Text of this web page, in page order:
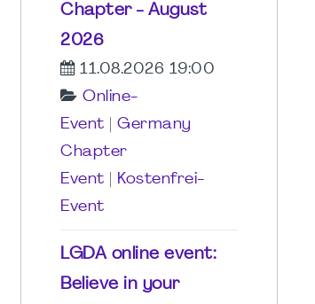
Chapter - August
2026
11.08.2026 19:00
Online-
Event
Germany
Chapter
Event
Kostenfrei-
Event
LGDA online event:
Believe in your